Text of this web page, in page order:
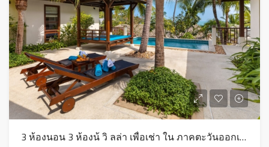
3 ห้องนอน 3 ห้องน้ วิ ลล่า เพื่อเช่า ใน ภาคตะวันออกเฉียงเหนือ – HV0114